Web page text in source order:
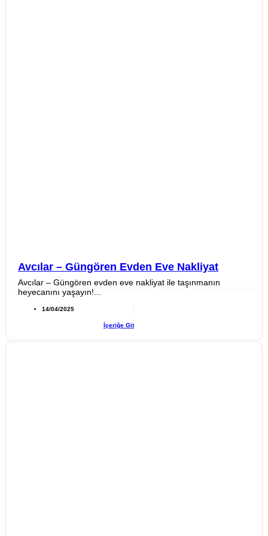
Avcılar – Güngören Evden Eve Nakliyat
Avcılar – Güngören evden eve nakliyat ile taşınmanın
heyecanını yaşayın!...
14/04/2025
İçeriğe Git